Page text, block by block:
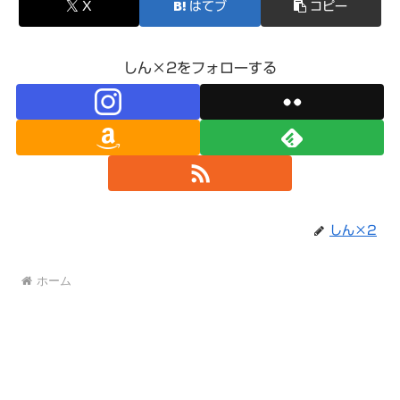
X はてブ コピー
しん×2をフォローする
しん×2
ホーム